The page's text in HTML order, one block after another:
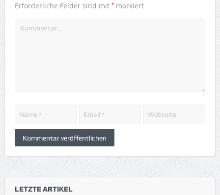
Erforderliche Felder sind mit *markiert
LETZTE ARTIKEL